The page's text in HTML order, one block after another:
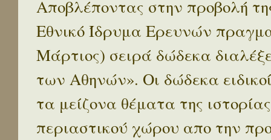
Αποβλέποντας στην προβολή
Εθνικό Ίδρυμα Ερευνών
Μάρτιος) σειρά δώδεκα
των Αθηνών». Οι δώδεκα
τα μείζονα θέματα της
περιαστικού χώρου απο την